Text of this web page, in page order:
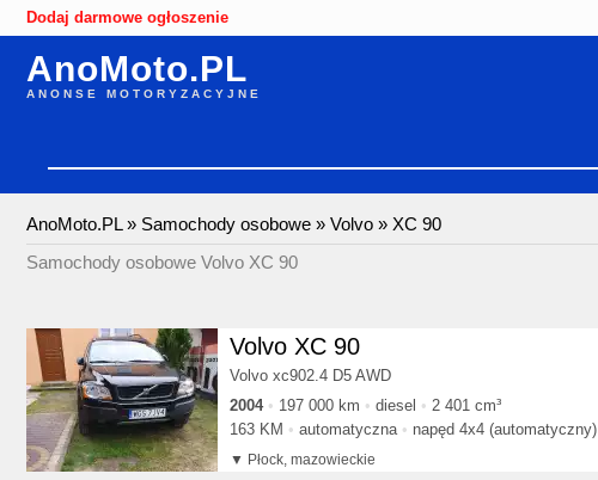
Dodaj darmowe ogłoszenie
AnoMoto.PL
ANONSE MOTORYZACYJNE
AnoMoto.PL» Samochody osobowe » Volvo » XC 90
Samochody osobowe Volvo XC 90
Volvo XC 90
Volvo xc902.4 D5 AWD
2004
197 000 km diesel
2 401 cm³
163 KM
automatyczna napęd 4x4 (automatyczny)
Płock, mazowieckie